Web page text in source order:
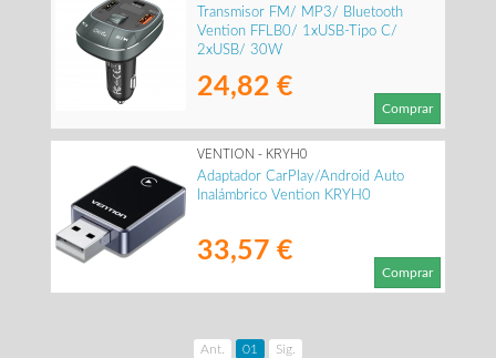
Transmisor FM/ MP3/ Bluetooth
Vention FFLB0/ 1xUSB-Tipo C/
2xUSB/ 30W
24,82 €
Comprar
VENTION - KRYH0
Adaptador CarPlay/Android Auto
Inalámbrico Vention KRYH0
33,57 €
Comprar
Ant. 01 Sig.